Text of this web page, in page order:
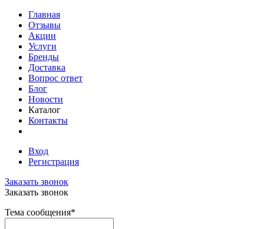
Главная
Отзывы
Акции
Услуги
Бренды
Доставка
Вопрос ответ
Блог
Новости
Каталог
Контакты
Вход
Регистрация
Заказать звонок
Заказать звонок
Тема сообщения*